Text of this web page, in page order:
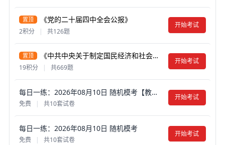
置顶 《党的二十届四中全会公报》
2积分 | 共126题
开始考试
置顶 《中共中央关于制定国民经济和社会发展第十五个五年规划的建议》
19积分 | 共669题
开始考试
每日一练：2026年08月10日 随机模考【教师考试】
免费 | 共10套试卷
开始考试
每日一练：2026年08月10日 随机模考
免费 | 共10套试卷
开始考试